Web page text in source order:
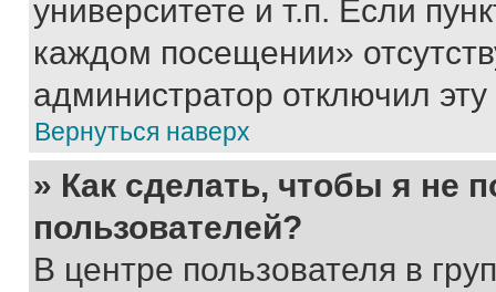
университете и т.п. Если
каждом посещении»
администратор отключил
Вернуться наверх
» Как сделать, чтобы я не
пользователей?
В центре пользователя в